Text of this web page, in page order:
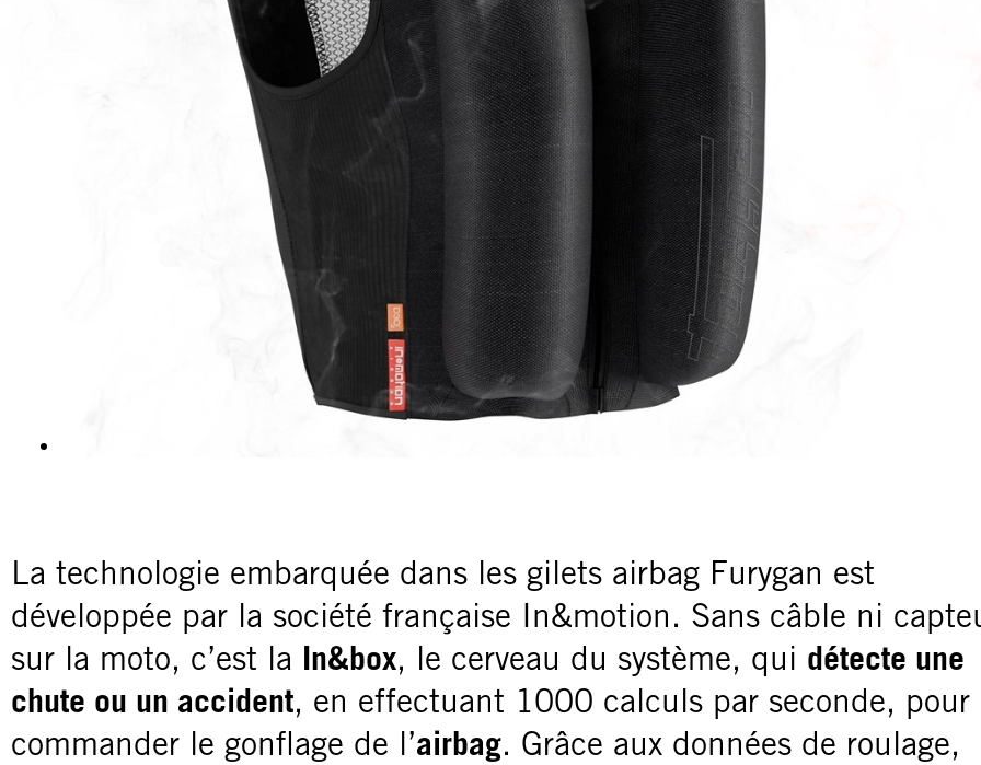
La technologie embarquée dans les gilets airbag Furygan est
développée par la société française In&motion. Sans câble ni
sur la moto, c’est la In&box, le cerveau du système, qui détecte une
chute ou un accident, en effectuant 1000 calculs par seconde, pour
commander le gonflage de l’airbag. Grâce aux données de roulage,